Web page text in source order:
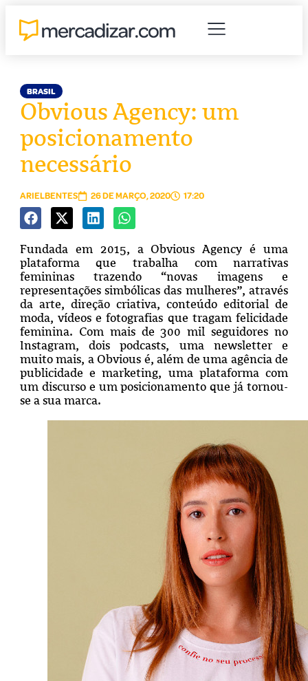
BRASIL
Obvious Agency: um
posicionamento
necessário
ARIELBENTES 26 DE MARÇO, 2020 17:20
Fundada em 2015, a Obvious Agency é uma
plataforma que trabalha com narrativas
femininas trazendo “novas imagens e
representações simbólicas das mulheres”, através
da arte, direção criativa, conteúdo editorial de
moda, vídeos e fotografias que tragam felicidade
feminina. Com mais de 300 mil seguidores no
Instagram, dois podcasts, uma newsletter e
muito mais, a Obvious é, além de uma agência de
publicidade e marketing, uma plataforma com
um discurso e um posicionamento que já tornou-
se a sua marca.